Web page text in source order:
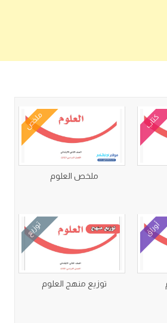
كتاب ملخص
ملخص العلوم
أوراق توزيع
توزيع منهج العلوم